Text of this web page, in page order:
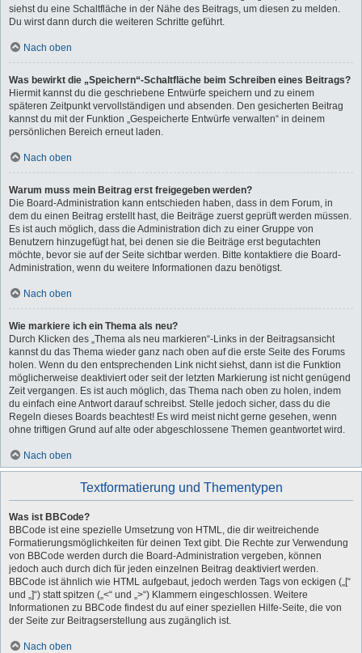
siehst du eine Schaltfläche in der Nähe des Beitrags, um diesen zu melden.
Du wirst dann durch die weiteren Schritte geführt.
Nach oben
Was bewirkt die „Speichern“-Schaltfläche beim Schreiben eines Beitrags?
Hiermit kannst du die geschriebene Entwürfe speichern und zu einem
späteren Zeitpunkt vervollständigen und absenden. Den gesicherten Beitrag
kannst du mit der Funktion „Gespeicherte Entwürfe verwalten“ in deinem
persönlichen Bereich erneut laden.
Nach oben
Warum muss mein Beitrag erst freigegeben werden?
Die Board-Administration kann entschieden haben, dass in dem Forum, in
dem du einen Beitrag erstellt hast, die Beiträge zuerst geprüft werden müssen.
Es ist auch möglich, dass die Administration dich zu einer Gruppe von
Benutzern hinzugefügt hat, bei denen sie die Beiträge erst begutachten
möchte, bevor sie auf der Seite sichtbar werden. Bitte kontaktiere die Board-
Administration, wenn du weitere Informationen dazu benötigst.
Nach oben
Wie markiere ich ein Thema als neu?
Durch Klicken des „Thema als neu markieren“-Links in der Beitragsansicht
kannst du das Thema wieder ganz nach oben auf die erste Seite des Forums
holen. Wenn du den entsprechenden Link nicht siehst, dann ist die Funktion
möglicherweise deaktiviert oder seit der letzten Markierung ist nicht genügend
Zeit vergangen. Es ist auch möglich, das Thema nach oben zu holen, indem
du einfach eine Antwort darauf schreibst. Stelle jedoch sicher, dass du die
Regeln dieses Boards beachtest! Es wird meist nicht gerne gesehen, wenn
ohne triftigen Grund auf alte oder abgeschlossene Themen geantwortet wird.
Nach oben
Textformatierung und Thementypen
Was ist BBCode?
BBCode ist eine spezielle Umsetzung von HTML, die dir weitreichende
Formatierungsmöglichkeiten für deinen Text gibt. Die Rechte zur Verwendung
von BBCode werden durch die Board-Administration vergeben, können
jedoch auch durch dich für jeden einzelnen Beitrag deaktiviert werden.
BBCode ist ähnlich wie HTML aufgebaut, jedoch werden Tags von eckigen („[“
und „]“) statt spitzen („<“ und „>“) Klammern eingeschlossen. Weitere
Informationen zu BBCode findest du auf einer speziellen Hilfe-Seite, die von
der Seite zur Beitragserstellung aus zugänglich ist.
Nach oben